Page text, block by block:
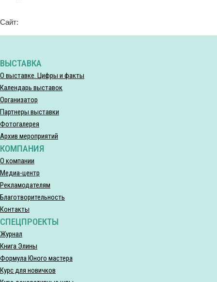
Сайт:
ВЫСТАВКА
О выставке. Цифры и факты
Календарь выставок
Организатор
Партнеры выставки
Фотогалерея
Архив мероприятий
КОМПАНИЯ
О компании
Медиа-центр
Рекламодателям
Благотворительность
Контакты
СПЕЦПРОЕКТЫ
Журнал
Книга Элины
Формула Юного мастера
Курс для новичков